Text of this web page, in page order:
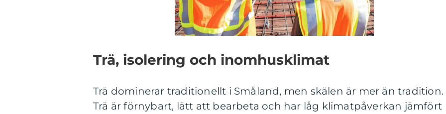
Trä, isolering och inomhusklimat
Trä dominerar traditionellt i Småland, men skälen är mer än tradition.
Trä är förnybart, lätt att bearbeta och har låg klimatpåverkan jämfört